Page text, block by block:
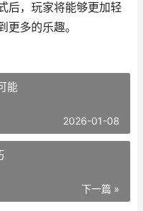
后，玩家将能够更加轻
更多的乐趣。
能
2026-01-08
下一篇 »